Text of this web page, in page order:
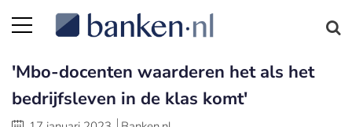
'Mbo-docenten waarderen het als het
bedrijfsleven in de klas komt'